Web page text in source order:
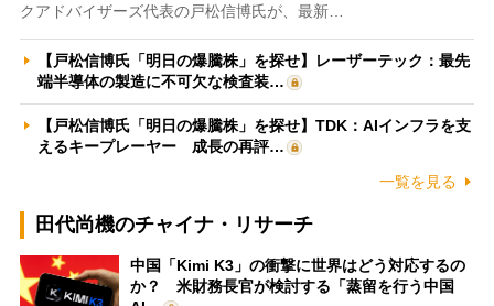
クアドバイザーズ代表の戸松信博氏が、最新…
【戸松信博氏「明日の爆騰株」を探せ】レーザーテック：最先
端半導体の製造に不可欠な検査装…
【戸松信博氏「明日の爆騰株」を探せ】TDK：AIインフラを支
えるキープレーヤー 成長の再評…
一覧を見る
田代尚機のチャイナ・リサーチ
中国「Kimi K3」の衝撃に世界はどう対応するの
か？ 米財務長官が検討する「蒸留を行う中国